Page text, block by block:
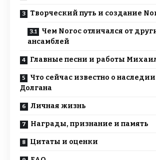
Творческий путь и создание
Чем Noroc отличался от
ансамблей
Главные песни и работы
Что сейчас известно о
Долгана
Личная жизнь
Награды, признание и память
Цитаты и оценки